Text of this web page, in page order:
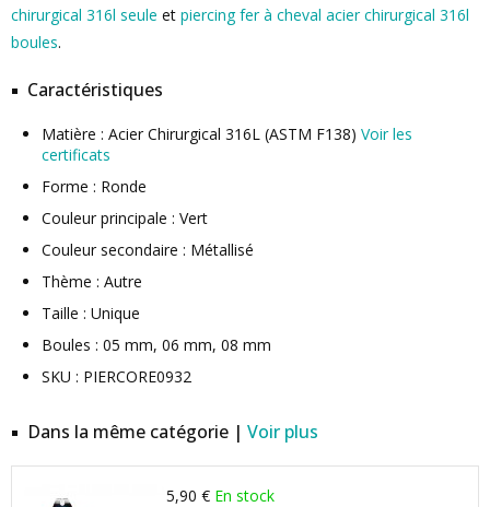
chirurgical 316l seule et piercing fer à cheval acier chirurgical 316l
boules.
Caractéristiques
Matière : Acier Chirurgical 316L (ASTM F138) Voir les
certificats
Forme : Ronde
Couleur principale : Vert
Couleur secondaire : Métallisé
Thème : Autre
Taille : Unique
Boules : 05 mm, 06 mm, 08 mm
SKU : PIERCORE0932
Dans la même catégorie | Voir plus
5,90 € En stock